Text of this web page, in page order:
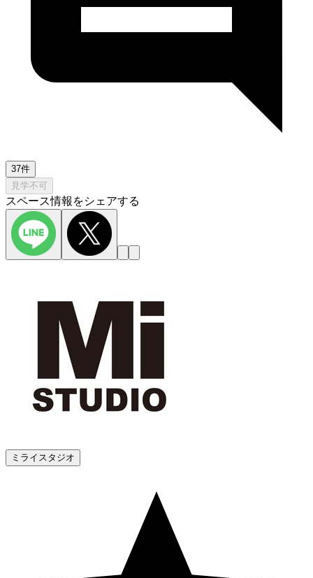
37件
見学不可
スペース情報をシェアする
ミライスタジオ